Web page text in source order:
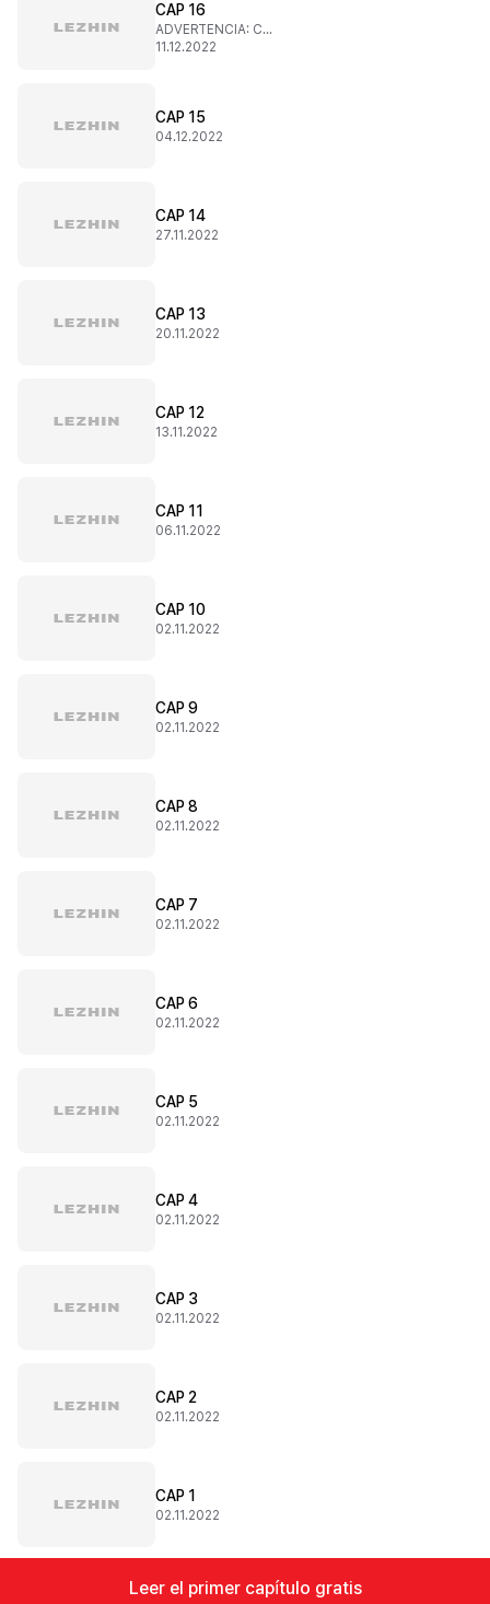
CAP 16
ADVERTENCIA: CONTENIDO SENSIBLE
11.12.2022
CAP 15
04.12.2022
CAP 14
27.11.2022
CAP 13
20.11.2022
CAP 12
13.11.2022
CAP 11
06.11.2022
CAP 10
02.11.2022
CAP 9
02.11.2022
CAP 8
02.11.2022
CAP 7
02.11.2022
CAP 6
02.11.2022
CAP 5
02.11.2022
CAP 4
02.11.2022
CAP 3
02.11.2022
CAP 2
02.11.2022
CAP 1
02.11.2022
Leer el primer capítulo gratis